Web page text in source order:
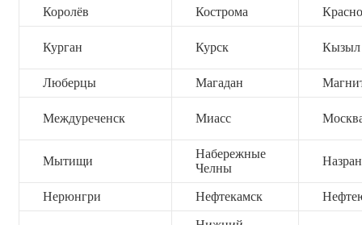
Королёв Кострома
Курган Курск Кызыл
Люберцы Магадан
Междуреченск Миасс
Мытищи
Набережные
Челны
Нерюнгри Нефтекамск